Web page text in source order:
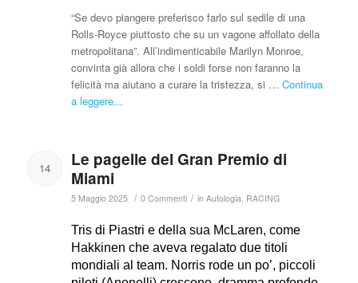
“Se devo piangere preferisco farlo sul sedile di una
Rolls-Royce piuttosto che su un vagone affollato della
metropolitana”. All’indimenticabile Marilyn Monroe,
convinta già allora che i soldi forse non faranno la
felicità ma aiutano a curare la tristezza, si … Continua
a leggere...
14
Le pagelle del Gran Premio di
Miami
5 Maggio 2025 / 0 Commenti / in Autologia, RACING
Tris di Piastri e della sua McLaren, come
Hakkinen che aveva regalato due titoli
mondiali al team. Norris rode un po’, piccoli